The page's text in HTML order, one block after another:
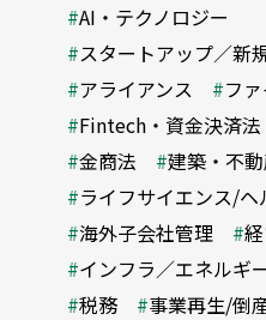
AI・テクノロジー
スタートアップ／新
アライアンス
フ
Fintech・資金決済
金商法
建築・不
ライフサイエンス/ヘ
海外子会社管理
インフラ／エネルギ
税務
事業再生/倒